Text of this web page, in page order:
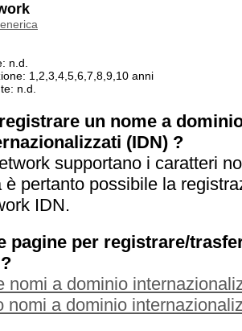
n.d.
1,2,3,4,5,6,7,8,9,10 anni
n.d.
un nome a
(IDN) ?
supportano i caratteri
è pertanto possibile la
IDN.
pagine per registrare/
nomi a dominio
nomi a dominio